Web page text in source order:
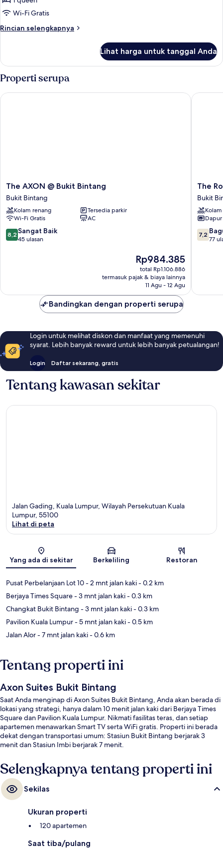
Premier
Two-
With
View
Wi-Fi Gratis
Rincian selengkapnya
Rincian
Premier
Two-
Bedroom
Suite
With
Lihat harga untuk tanggal Anda
Properti serupa
The
AXON
@
Bukit
Bintang
Bukit
Bintang
The AXON @ Bukit Bintang
Bukit Bintang
Kolam renang
Tersedia parkir
Wi-Fi Gratis
AC
8.2
dari
8,2 Sangat Baik
45 ulasan
Harga
sekarang
Rp984.385
Rp984.385
total Rp1.106.886
termasuk pajak & biaya lainnya
11 Agu - 12 Agu
The AXON @ Bukit Bintang
The
Kuala
Lumpur
Bukit
Bintang
The
Bukit
Dapur
7.2
dari
7,2
77
The
Bandingkan dengan properti serupa
Login untuk melihat diskon dan manfaat yang memenuhi
syarat. Lebih banyak reward untuk lebih banyak petualangan!
Login Daftar sekarang, gratis
Tentang kawasan sekitar
Jalan Gading, Kuala Lumpur, Wilayah Persekutuan Kuala
Lumpur, 55100
Lihat di peta
Yang ada di sekitar Berkeliling Restoran
Pusat Perbelanjaan Lot 10- 2 mnt jalan kaki- 0.2 km
Berjaya Times Square- 3 mnt jalan kaki- 0.3 km
Changkat Bukit Bintang - 3 mnt jalan kaki- 0.3 km
Pavilion Kuala Lumpur- 5 mnt jalan kaki- 0.5 km
Jalan Alor- 7 mnt jalan kaki- 0.6 km
Tentang properti ini
Axon Suites Bukit Bintang
Saat Anda menginap di Axon Suites Bukit Bintang, Anda akan berada di
lokasi yang strategi, hanya dalam 10 menit jalan kaki dari Berjaya Times
Square dan Pavilion Kuala Lumpur. Nikmati fasilitas teras, dan setiap
apartemen menawarkan Smart TV serta WiFi gratis. Properti ini berada
dekat dengan transportasi umum: Stasiun Bukit Bintang berjarak 3
menit dan Stasiun Imbi berjarak 7 menit.
Selengkapnya tentang properti ini
Sekilas
Ukuran properti
120 apartemen
Saat tiba/pulang